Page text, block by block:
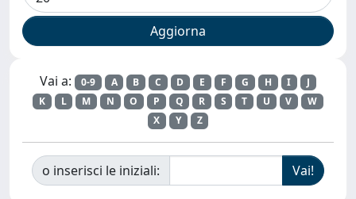
Vai a: 0-9 A B C D E F G H I
J
K
L M N O P Q R S T U V
W
X
Y Z
o inserisci le iniziali: